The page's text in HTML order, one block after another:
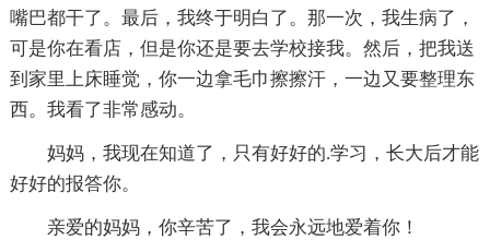
嘴巴都干了。最后，我终于明白了。那一次，我生病了，
可是你在看店，但是你还是要去学校接我。然后，把我送
到家里上床睡觉，你一边拿毛巾擦擦汗，一边又要整理东
西。我看了非常感动。
妈妈，我现在知道了，只有好好的.学习，长大后才能
好好的报答你。
亲爱的妈妈，你辛苦了，我会永远地爱着你！